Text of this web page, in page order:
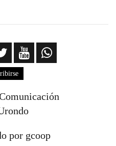
por gcoop